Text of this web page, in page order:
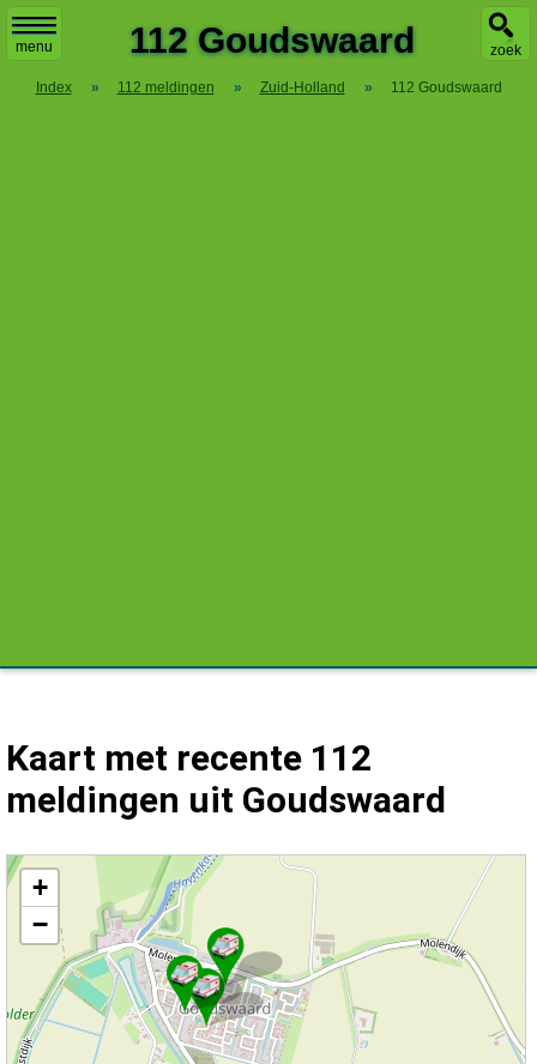
menu zoek
112 Goudswaard
Index » 112 meldingen » Zuid-Holland » 112 Goudswaard
Kaart met recente 112
meldingen uit Goudswaard
Kaart Goudswaard met de meest recente 112 meldingen.
+
−